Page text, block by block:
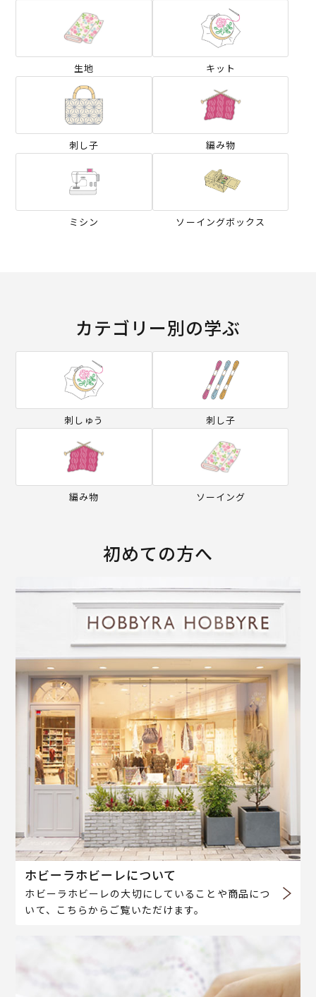
生地 キット
刺し子 編み物
ミシン ソーイングボックス
カテゴリー別の学ぶ
刺しゅう 刺し子
編み物 ソーイング
初めての方へ
ホビーラホビーレについて
ホビーラホビーレの大切にしていることや商品につ
いて、こちらからご覧いただけます。